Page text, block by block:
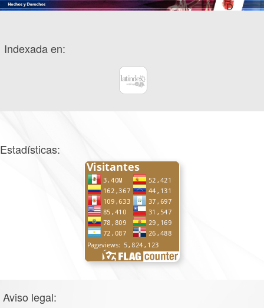
Indexada en:
Estadísticas:
Aviso legal: